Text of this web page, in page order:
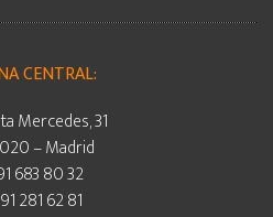
CENTRAL:
Mercedes, 31
– Madrid
683 80 32
281 62 81